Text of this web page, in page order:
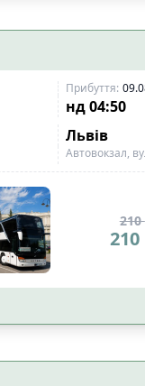
Прибуття:
нд 04:50
Львів
Автовокзал,
210
210